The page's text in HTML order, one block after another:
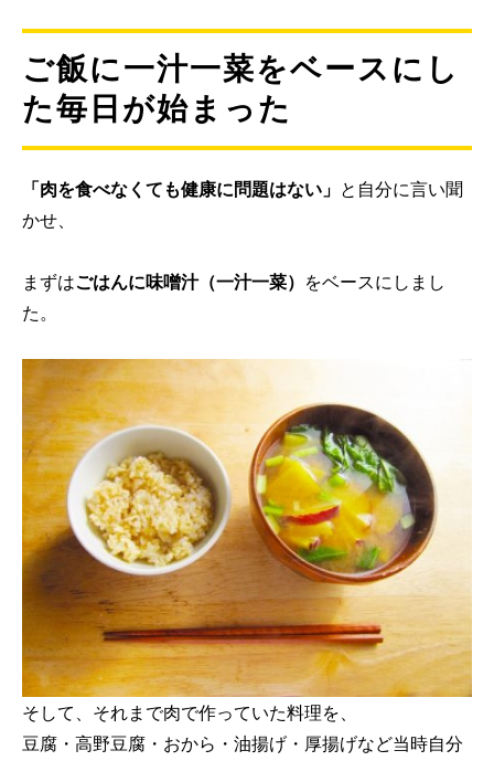
ご飯に一汁一菜をベースにし
た毎日が始まった
「肉を食べなくても健康に問題はない」 と自分に言い聞
かせ、
まずはごはんに味噌汁（一汁一菜） をベースにしまし
た。
そして、それまで肉で作っていた料理を、
豆腐・高野豆腐・おから・油揚げ・厚揚げなど当時自分